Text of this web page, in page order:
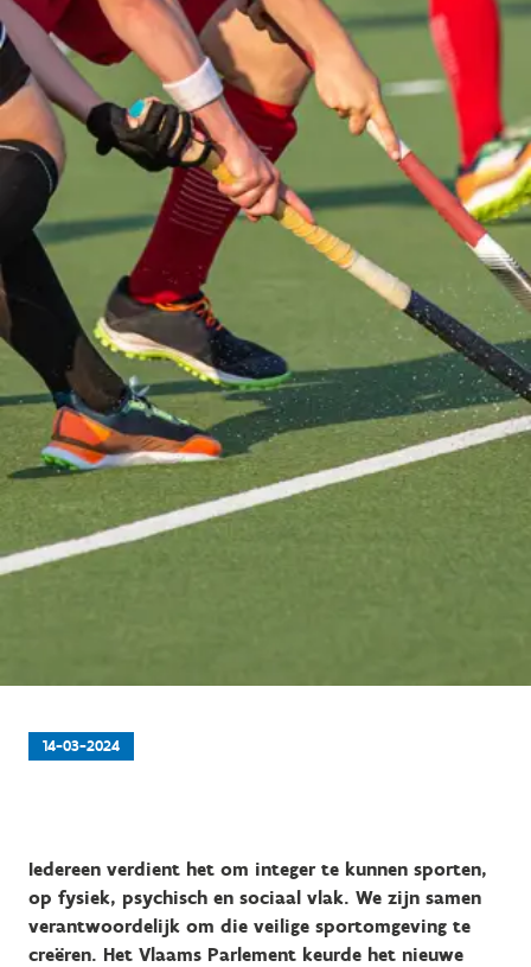
14-03-2024
Iedereen verdient het om integer te kunnen sporten,
op fysiek, psychisch en sociaal vlak. We zijn samen
verantwoordelijk om die veilige sportomgeving te
creëren. Het Vlaams Parlement keurde het nieuwe